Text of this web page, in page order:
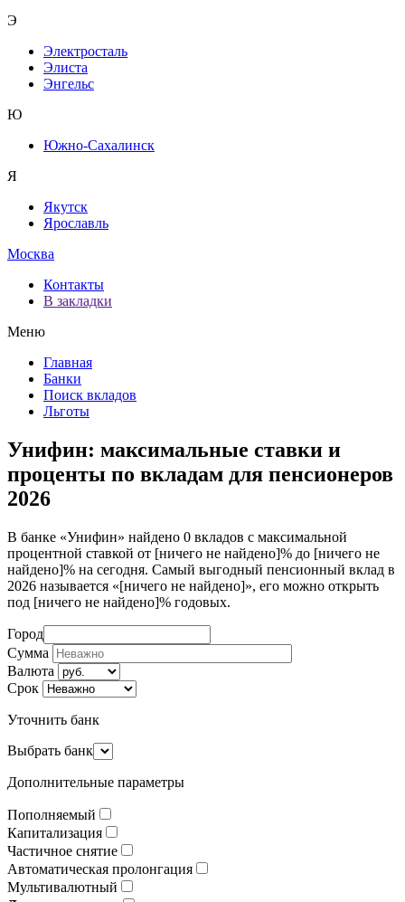
Э
Электросталь
Элиста
Энгельс
Ю
Южно-Сахалинск
Я
Якутск
Ярославль
Москва
Контакты
В закладки
Меню
Главная
Банки
Поиск вкладов
Льготы
Унифин: максимальные ставки и
проценты по вкладам для пенсионеров
2026
В банке «Унифин» найдено 0 вкладов с максимальной
процентной ставкой от [ничего не найдено]% до [ничего не
найдено]% на сегодня. Самый выгодный пенсионный вклад в
2026 называется «[ничего не найдено]», его можно открыть
под [ничего не найдено]% годовых.
Город
Сумма
Валюта
Срок
Уточнить банк
Выбрать банк
Дополнительные параметры
Пополняемый
Капитализация
Частичное снятие
Автоматическая пролонгация
Мультивалютный